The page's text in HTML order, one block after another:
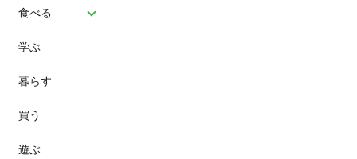
食べる
パン
スイーツ
ランチ
カフェ
学ぶ
暮らす
買う
遊ぶ